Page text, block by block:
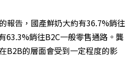
報告，國產鮮奶大約有36.7%銷往
63.3%銷往B2C一般零售通路。龔
B2B的層面會受到一定程度的影